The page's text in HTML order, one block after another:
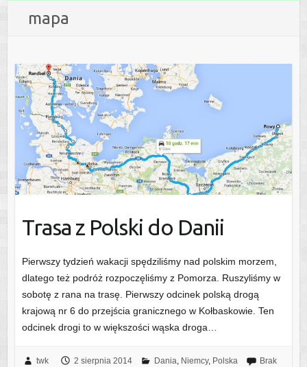
mapa
Trasa z Polski do Danii
Pierwszy tydzień wakacji spędziliśmy nad polskim morzem,
dlatego też podróż rozpoczęliśmy z Pomorza. Ruszyliśmy w
sobotę z rana na trasę. Pierwszy odcinek polską drogą
krajową nr 6 do przejścia granicznego w Kołbaskowie. Ten
odcinek drogi to w większości wąska droga…
twk 2 sierpnia 2014 Dania Niemcy, Polska
Brak